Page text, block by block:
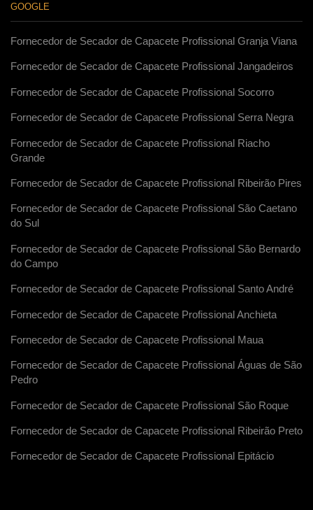
GOOGLE
Fornecedor de Secador de Capacete Profissional Granja Viana
Fornecedor de Secador de Capacete Profissional Jangadeiros
Fornecedor de Secador de Capacete Profissional Socorro
Fornecedor de Secador de Capacete Profissional Serra Negra
Fornecedor de Secador de Capacete Profissional Riacho
Grande
Fornecedor de Secador de Capacete Profissional Ribeirão Pires
Fornecedor de Secador de Capacete Profissional São Caetano
do Sul
Fornecedor de Secador de Capacete Profissional São Bernardo
do Campo
Fornecedor de Secador de Capacete Profissional Santo André
Fornecedor de Secador de Capacete Profissional Anchieta
Fornecedor de Secador de Capacete Profissional Maua
Fornecedor de Secador de Capacete Profissional Águas de São
Pedro
Fornecedor de Secador de Capacete Profissional São Roque
Fornecedor de Secador de Capacete Profissional Ribeirão Preto
Fornecedor de Secador de Capacete Profissional Epitácio